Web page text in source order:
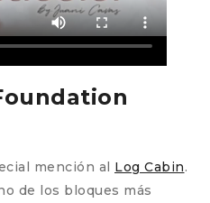
mención al Log Cabin.
de los bloques más